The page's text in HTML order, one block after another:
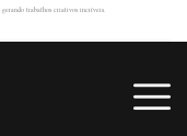
trabalhos criativos incríveis.